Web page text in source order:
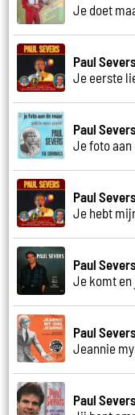
Je doet
Paul Severs
Je eerste
Paul Severs
Je foto aan
Paul Severs
Je hebt
Paul Severs
Je komt en
Paul Severs
Jeannie
Paul Severs